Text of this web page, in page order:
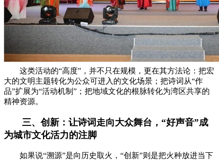
这类活动的“高度”，并不只在规模，更在其方法论：把宏
大的文明主题转化为公众可进入的文化场景；把诗词从“作
品”扩展为“活动机制”；把地域文化的根脉转化为湾区共享的
精神资源。
三、创新：让诗词走向大众舞台，“好声音”成
为城市文化活力的注脚
如果说“溯源”是向历史取火，“创新”则是把火种放进当下